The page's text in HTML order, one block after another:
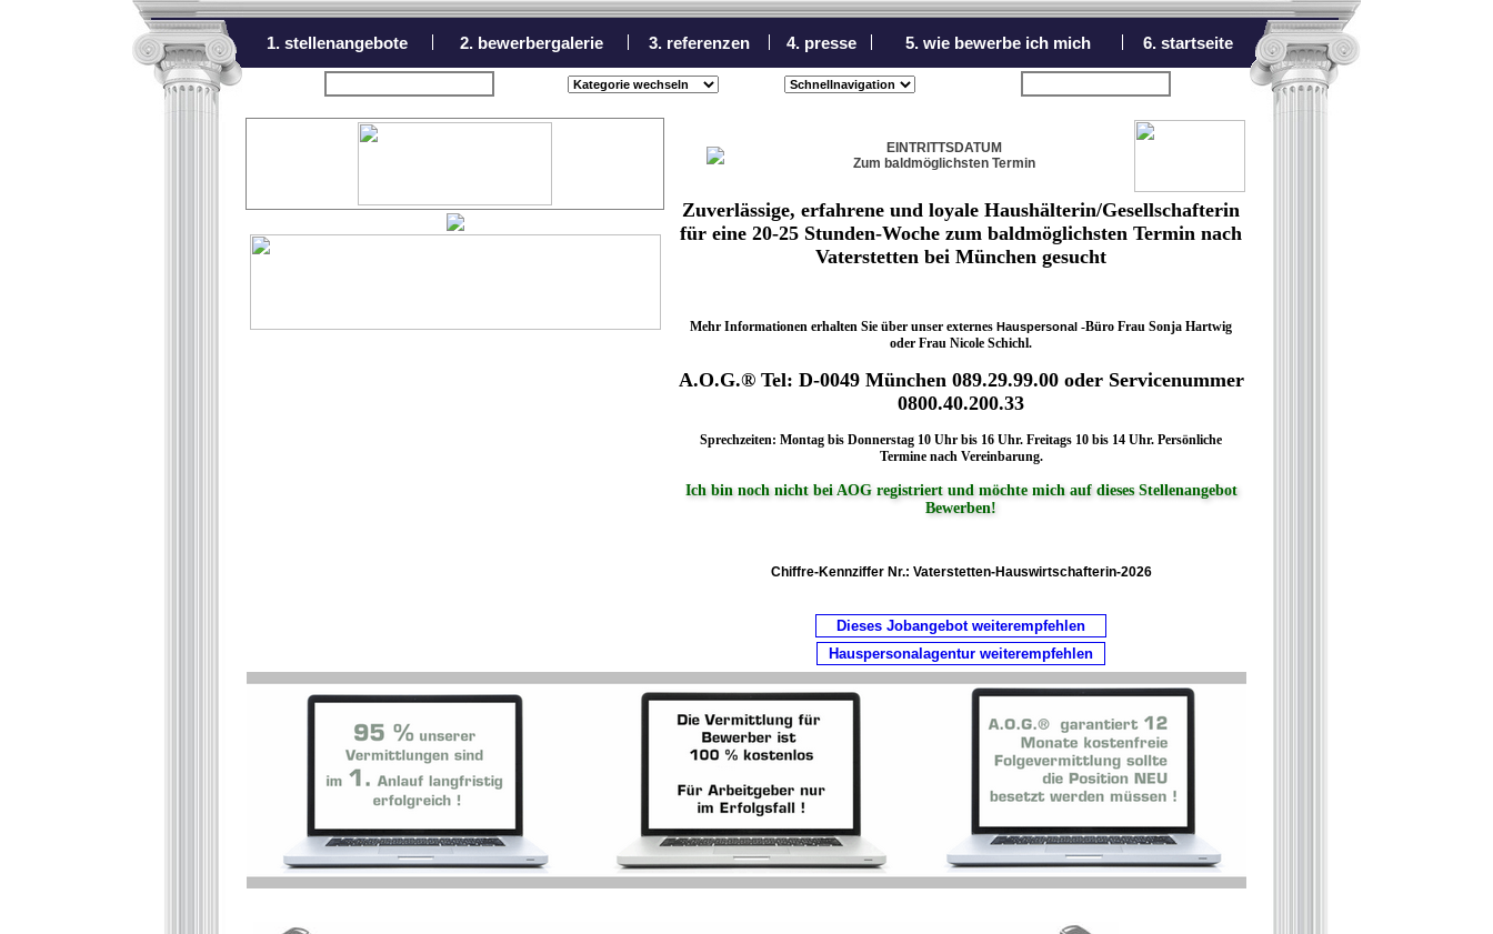
1. stellenangebote 2. bewerbergalerie 3. referenzen 4. presse 5. wie bewerbe ich mich 6. startseite
EINTRITTSDATUM
Zum baldmöglichsten Termin
Zuverlässige, erfahrene und loyale Haushälterin/Gesellschafterin
für eine 20-25 Stunden-Woche zum baldmöglichsten Termin nach
Vaterstetten bei München gesucht
Mehr Informationen erhalten Sie über unser externes Hauspersonal -Büro Frau Sonja Hartwig
oder Frau Nicole Schichl.
A.O.G.® Tel: D-0049 München 089.29.99.00 oder Servicenummer
0800.40.200.33
Sprechzeiten: Montag bis Donnerstag 10 Uhr bis 16 Uhr. Freitags 10 bis 14 Uhr. Persönliche
Termine nach Vereinbarung.
Ich bin noch nicht bei AOG registriert und möchte mich auf dieses Stellenangebot
Bewerben!
Chiffre-Kennziffer Nr.: Vaterstetten-Hauswirtschafterin-2026
Dieses Jobangebot weiterempfehlen
Hauspersonalagentur weiterempfehlen